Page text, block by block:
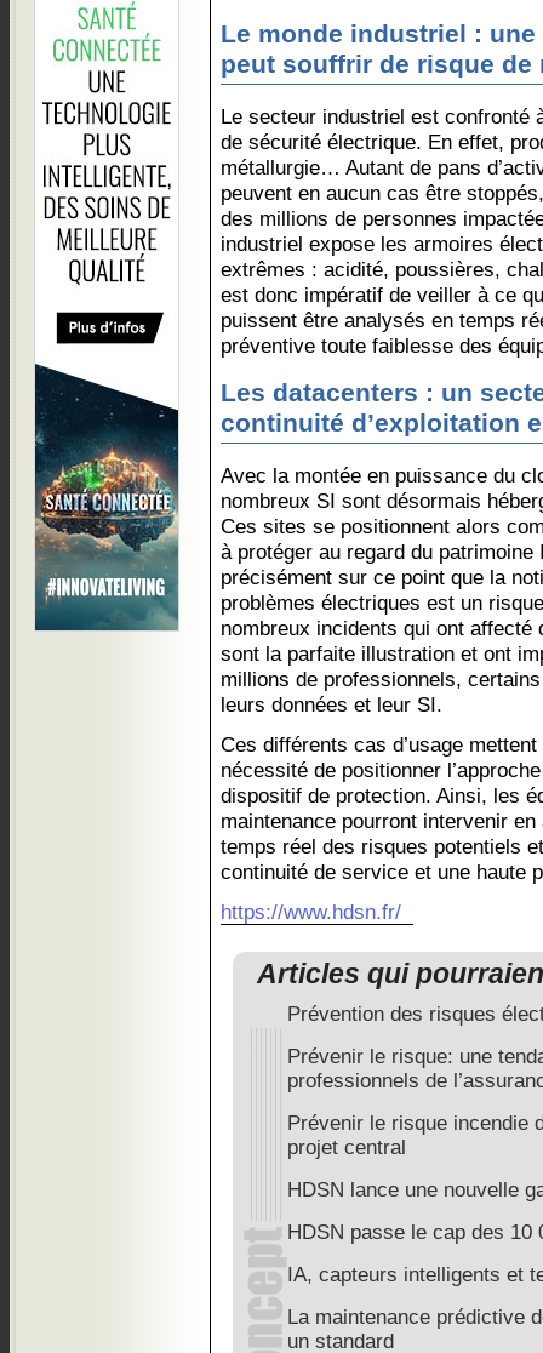
Le monde industriel :
peut souffrir de risque de
Le secteur industriel est confronté
de sécurité électrique. En effet,
métallurgie… Autant de pans
peuvent en aucun cas être
des millions de personnes
industriel expose les armoires
extrêmes : acidité, poussières,
est donc impératif de veiller à ce
puissent être analysés en temps
préventive toute faiblesse des
Les datacenters : un
continuité d’exploitation
Avec la montée en puissance du
nombreux SI sont désormais
Ces sites se positionnent alors
à protéger au regard du patrimoine
précisément sur ce point que la
problèmes électriques est un
nombreux incidents qui ont
sont la parfaite illustration et ont
millions de professionnels,
leurs données et leur SI.
Ces différents cas d’usage
nécessité de positionner
dispositif de protection. Ainsi, les
maintenance pourront intervenir
temps réel des risques potentiels
continuité de service et une haute
https://www.hdsn.fr/
Articles qui
Prévention des risques
Prévenir le risque: une
professionnels de
Prévenir le risque incendie
projet central
HDSN lance une nouvelle
HDSN passe le cap des 10
IA, capteurs intelligents et
La maintenance prédictive
un standard